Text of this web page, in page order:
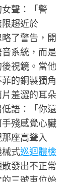
聲：「警
趨近於
了警告，開
系統，而是
視鏡。當他
的銅製獨角
羞澀的耳朵
語：「你還
殘感覺心臟
座高聳入
式巡迴體檢
發出不正常